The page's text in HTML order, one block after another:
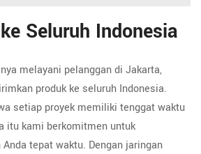
Seluruh Indonesia
melayani pelanggan di Jakarta,
produk ke seluruh Indonesia.
setiap proyek memiliki tenggat waktu
itu kami berkomitmen untuk
tepat waktu. Dengan jaringan